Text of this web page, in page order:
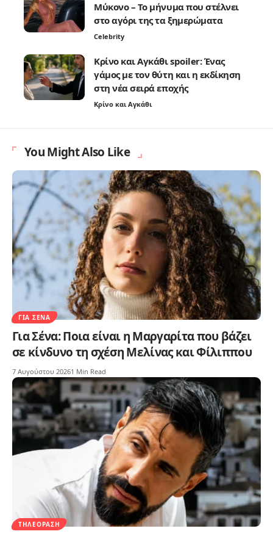
Μύκονο – Το μήνυμα που στέλνει
στο αγόρι της τα ξημερώματα
Celebrity
Κρίνο και Αγκάθι spoiler: Ένας
γάμος με τον θύτη και η εκδίκηση
στη νέα σειρά εποχής
Κρίνο και Αγκάθι
You Might Also Like
ΓΙΑ ΣΈΝΑ
Για Σένα: Ποια είναι η Μαργαρίτα που βάζει
σε κίνδυνο τη σχέση Μελίνας και Φίλιππου
7 Αυγούστου 20261 Min Read
ΤΗΛΕΌΡΑΣΗ